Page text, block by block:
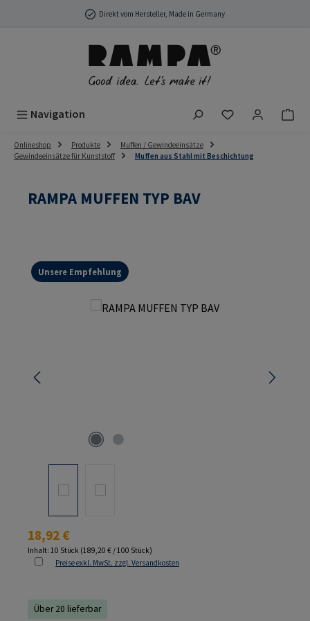
Zum Hauptinhalt springenDirekt vom Hersteller, Made in Germany
Navigation Du hast 0
Onlineshop Produkte
Muffen / Gewindeeinsätze
Gewindeeinsätze für Kunststoff
Muffen aus Stahl mit Beschichtung
RAMPA MUFFEN TYP BAV
Unsere Empfehlung
Bildergalerie überspringen
Regulärer Preis:
18,92 €
Inhalt: 10 Stück (189,20 € / 100 Stück)
Preise exkl. MwSt. zzgl. Versandkosten
Über 20 lieferbar